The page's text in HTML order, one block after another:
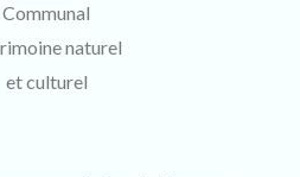
Communal
naturel
et culturel